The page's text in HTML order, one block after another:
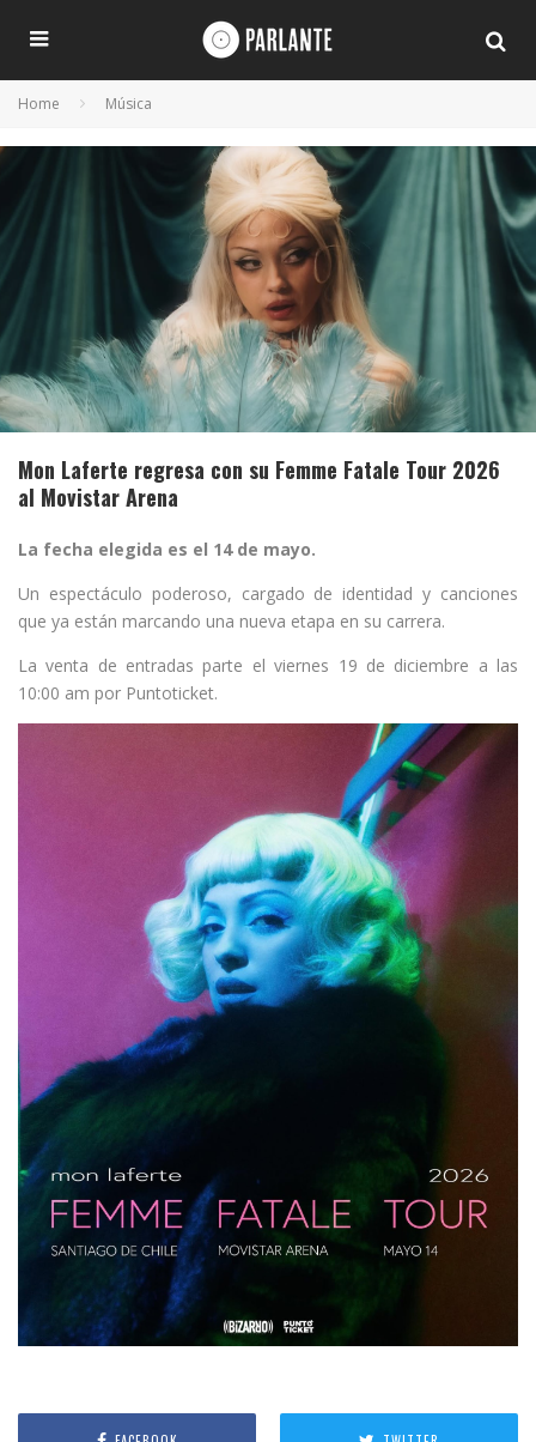
Home Música
Mon Laferte regresa con su Femme Fatale Tour 2026
al Movistar Arena
La fecha elegida es el 14 de mayo.
Un espectáculo poderoso, cargado de identidad y canciones
que ya están marcando una nueva etapa en su carrera.
La venta de entradas parte el viernes 19 de diciembre a las
10:00 am por Puntoticket.